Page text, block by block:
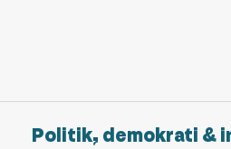
Politik, demokrati &